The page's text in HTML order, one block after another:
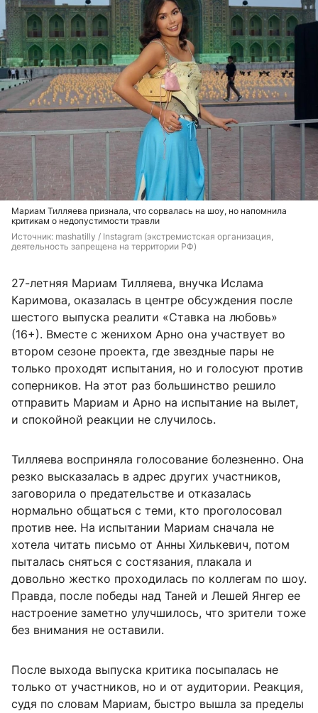
Мариам Тилляева признала, что сорвалась на шоу, но напомнила
критикам о недопустимости травли
Источник: mashatilly / Instagram (экстремистская организация,
деятельность запрещена на территории РФ)
27-летняя Мариам Тилляева, внучка Ислама
Каримова, оказалась в центре обсуждения после
шестого выпуска реалити «Ставка на любовь»
(16+). Вместе с женихом Арно она участвует во
втором сезоне проекта, где звездные пары не
только проходят испытания, но и голосуют против
соперников. На этот раз большинство решило
отправить Мариам и Арно на испытание на вылет,
и спокойной реакции не случилось.
Тилляева восприняла голосование болезненно. Она
резко высказалась в адрес других участников,
заговорила о предательстве и отказалась
нормально общаться с теми, кто проголосовал
против нее. На испытании Мариам сначала не
хотела читать письмо от Анны Хилькевич, потом
пыталась сняться с состязания, плакала и
довольно жестко проходилась по коллегам по шоу.
Правда, после победы над Таней и Лешей Янгер ее
настроение заметно улучшилось, что зрители тоже
без внимания не оставили.
После выхода выпуска критика посыпалась не
только от участников, но и от аудитории. Реакция,
судя по словам Мариам, быстро вышла за пределы